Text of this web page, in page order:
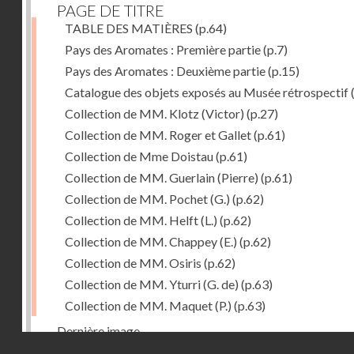
PAGE DE TITRE
TABLE DES MATIÈRES (p.64)
Pays des Aromates : Première partie(p.7)
Pays des Aromates : Deuxième partie(p.15)
Catalogue des objets exposés au Musée rétrospectif
Collection de MM. Klotz (Victor) (p.27)
Collection de MM. Roger et Gallet(p.61)
Collection de Mme Doistau(p.61)
Collection de MM. Guerlain (Pierre) (p.61)
Collection de MM. Pochet (G.) (p.62)
Collection de MM. Helft (L.) (p.62)
Collection de MM. Chappey (E.) (p.62)
Collection de MM. Osiris (p.62)
Collection de MM. Yturri (G. de) (p.63)
Collection de MM. Maquet (P.) (p.63)
Dernière image